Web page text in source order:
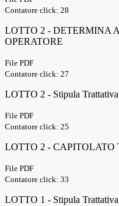
Contatore click: 28
LOTTO 2 - DETERMINA
OPERATORE
File PDF
Contatore click: 27
LOTTO 2 - Stipula
File PDF
Contatore click: 25
LOTTO 2 - CAPITOLATO
File PDF
Contatore click: 33
LOTTO 1 - Stipula